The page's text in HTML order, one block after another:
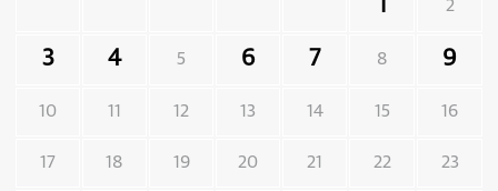
1 2
3 4 5 6 7 8 9
10 11 12 13 14 15 16
17 18 19 20 21 22 23